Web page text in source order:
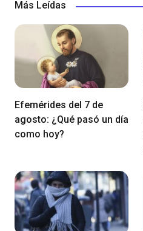
Más Leídas
Efemérides del 7 de
agosto: ¿Qué pasó un día
como hoy?